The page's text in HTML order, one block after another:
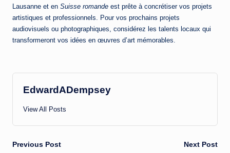
Lausanne et en Suisse romande est prête à concrétiser vos projets
artistiques et professionnels. Pour vos prochains projets
audiovisuels ou photographiques, considérez les talents locaux qui
transformeront vos idées en œuvres d’art mémorables.
EdwardADempsey
View All Posts
Post
Previous Post Next Post